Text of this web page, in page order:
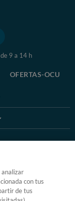
9 a 14 h
OFERTAS-OCU
de OCU
analizar
con tus
de tus